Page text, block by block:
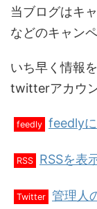
当ブログはキ
などのキャン
いち早く情報
twitterアカウ
feedly feedly
RSS RSSを表
Twitter 管理人